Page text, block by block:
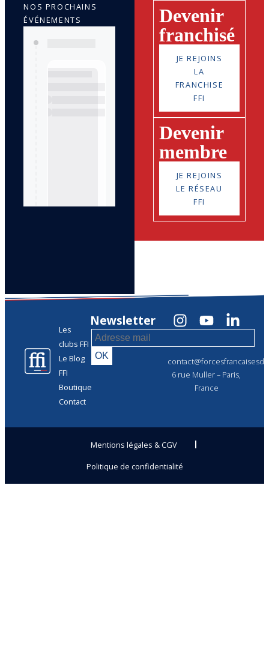
Devenir
franchisé
JE REJOINS
LA
FRANCHISE
FFI
Devenir
membre
JE REJOINS
LE RÉSEAU
FFI
NOS PROCHAINS
ÉVÉNEMENTS
Les
clubs FFI
Le Blog
FFI
Boutique
Contact
6 rue Muller – Paris,
France
Newsletter
Mentions légales & CGV
Politique de confidentialité